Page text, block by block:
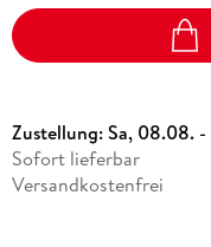
Zustellung:Sa, 08.08. -
Sofort lieferbar
Versandkostenfrei